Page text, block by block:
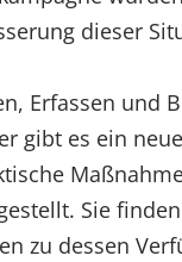
dieser
Erfassen und
gibt es ein
Sie
zu dessen